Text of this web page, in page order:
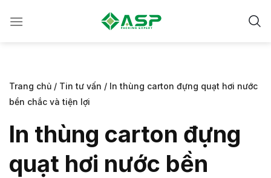
đến
Trang chủ / Tin tư vấn / In thùng carton đựng quạt hơi nước
bền chắc và tiện lợi
In thùng carton đựng
quạt hơi nước bền